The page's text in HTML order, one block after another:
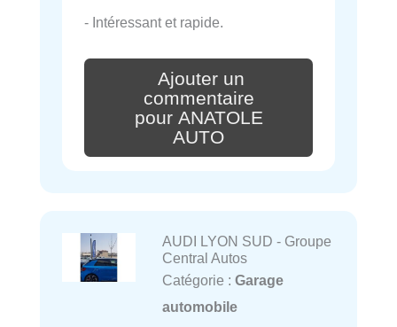
- Intéressant et rapide.
Ajouter un
commentaire
pour ANATOLE
AUTO
AUDI LYON SUD - Groupe
Central Autos
Catégorie : Garage
automobile